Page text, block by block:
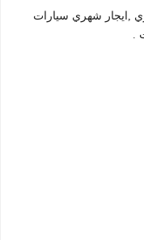
,ايجار شهري سيارات
.